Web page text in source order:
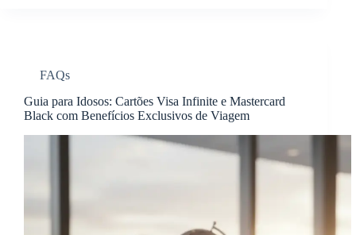
FAQs
Guia para Idosos: Cartões Visa Infinite e Mastercard
Black com Benefícios Exclusivos de Viagem